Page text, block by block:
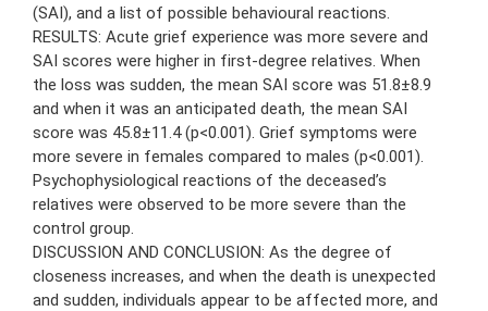
(SAI), and a list of possible behavioural reactions.
RESULTS: Acute grief experience was more severe and
SAI scores were higher in first-degree relatives. When
the loss was sudden, the mean SAI score was 51.8±8.9
and when it was an anticipated death, the mean SAI
score was 45.8±11.4 (p<0.001). Grief symptoms were
more severe in females compared to males (p<0.001).
Psychophysiological reactions of the deceased’s
relatives were observed to be more severe than the
control group.
DISCUSSION AND CONCLUSION: As the degree of
closeness increases, and when the death is unexpected
and sudden, individuals appear to be affected more, and